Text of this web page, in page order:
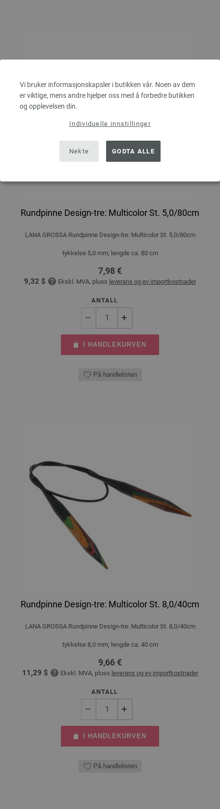
Vi bruker informasjonskapsler i butikken vår. Noen av dem
er viktige, mens andre hjelper oss med å forbedre butikken
og opplevelsen din.
Individuelle innstillinger
Nekte GODTA ALLE
Rundpinne Design-tre: Multicolor St. 5,0/80cm
LANA GROSSA Rundpinne Design-tre: Multicolor St. 5,0/80cm
tykkelse 5,0 mm; lengde ca. 80 cm
7,98 €
9,32 $ Ekskl. MVA, pluss leverans og ev importkostnader
ANTALL
I HANDLEKURVEN
På handlelisten
Rundpinne Design-tre: Multicolor St. 8,0/40cm
LANA GROSSA Rundpinne Design-tre: Multicolor St. 8,0/40cm
tykkelse 8,0 mm; lengde ca. 40 cm
9,66 €
11,29 $ Ekskl. MVA, pluss leverans og ev importkostnader
ANTALL
I HANDLEKURVEN
På handlelisten